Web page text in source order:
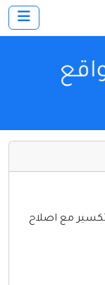
مع اصلاح